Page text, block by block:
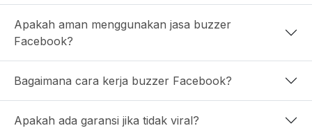
Apakah aman menggunakan jasa buzzer
Facebook?
Bagaimana cara kerja buzzer Facebook?
Apakah ada garansi jika tidak viral?